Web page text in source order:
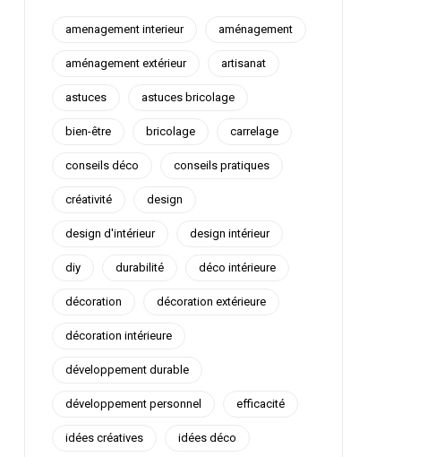
amenagement interieur aménagement
aménagement extérieur artisanat
astuces astuces bricolage
bien-être bricolage carrelage
conseils déco conseils pratiques
créativité design
design d'intérieur design intérieur
diy durabilité déco intérieure
décoration décoration extérieure
décoration intérieure
développement durable
développement personnel efficacité
idées créatives idées déco